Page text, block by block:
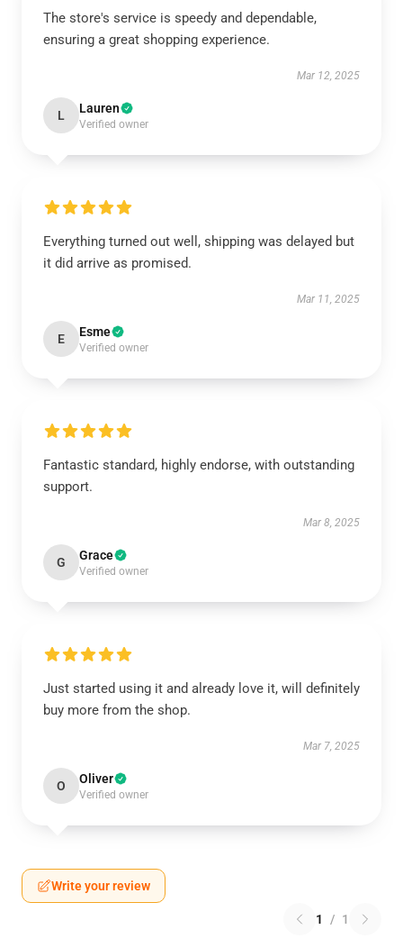
The store's service is speedy and dependable,
ensuring a great shopping experience.
Mar 12, 2025
L Lauren
Verified owner
Everything turned out well, shipping was delayed but
it did arrive as promised.
Mar 11, 2025
E Esme
Verified owner
Fantastic standard, highly endorse, with outstanding
support.
Mar 8, 2025
G Grace
Verified owner
Just started using it and already love it, will definitely
buy more from the shop.
Mar 7, 2025
O Oliver
Verified owner
Write your review
1 / 1